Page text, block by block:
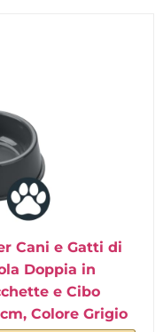
Cani e Gatti di
Doppia in
e Cibo
Colore Grigio